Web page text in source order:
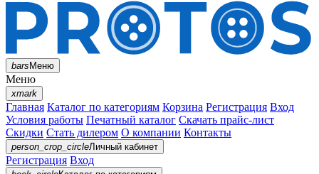
barsМеню
Меню
xmark
Главная Каталог по категориям Корзина Регистрация Вход
Условия работы Печатный каталог Скачать прайс-лист
Скидки Стать дилером О компании Контакты
person_crop_circleЛичный кабинет
Регистрация Вход